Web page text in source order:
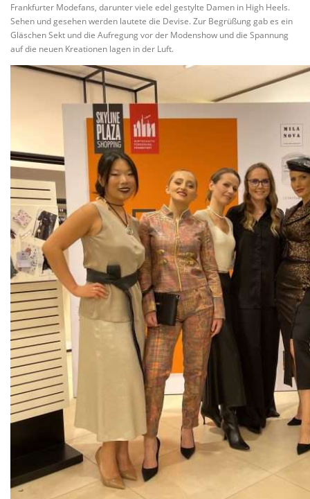
Frankfurter Modefans, darunter viele edel gestylte Damen in High Heels.
Sehen und gesehen werden lautete die Devise. Zur Begrüßung gab es ein
Gläschen Sekt und die Aufregung vor der Modenshow und die Spannung
auf die neuen Kreationen lagen in der Luft.